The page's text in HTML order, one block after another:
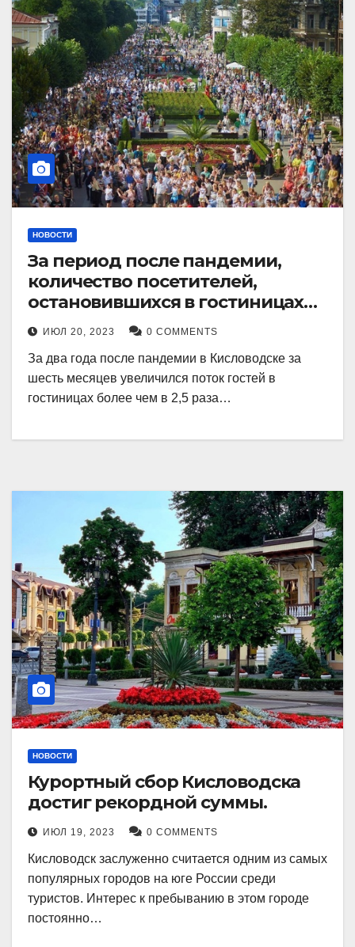
НОВОСТИ
За период после пандемии,
количество посетителей,
остановившихся в гостиницах
Кисловодска, выросло в 2,5 раза.
ИЮЛ 20, 2023 0 COMMENTS
За два года после пандемии в Кисловодске за
шесть месяцев увеличился поток гостей в
гостиницах более чем в 2,5 раза…
НОВОСТИ
Курортный сбор Кисловодска
достиг рекордной суммы.
ИЮЛ 19, 2023 0 COMMENTS
Кисловодск заслуженно считается одним из самых
популярных городов на юге России среди
туристов. Интерес к пребыванию в этом городе
постоянно…